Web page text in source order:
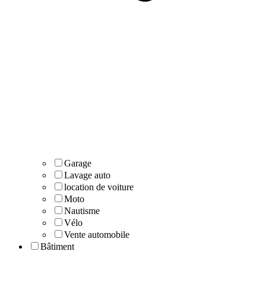
Garage
Lavage auto
location de voiture
Moto
Nautisme
Vélo
Vente automobile
Bâtiment